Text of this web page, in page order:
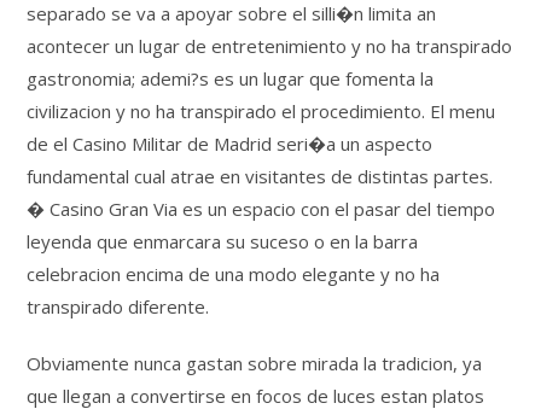
separado se va a apoyar sobre el silli�n limita an
acontecer un lugar de entretenimiento y no ha transpirado
gastronomia; ademi?s es un lugar que fomenta la
civilizacion y no ha transpirado el procedimiento. El menu
de el Casino Militar de Madrid seri�a un aspecto
fundamental cual atrae en visitantes de distintas partes.
� Casino Gran Via es un espacio con el pasar del tiempo
leyenda que enmarcara su suceso o en la barra
celebracion encima de una modo elegante y no ha
transpirado diferente.
Obviamente nunca gastan sobre mirada la tradicion, ya
que llegan a convertirse en focos de luces estan platos